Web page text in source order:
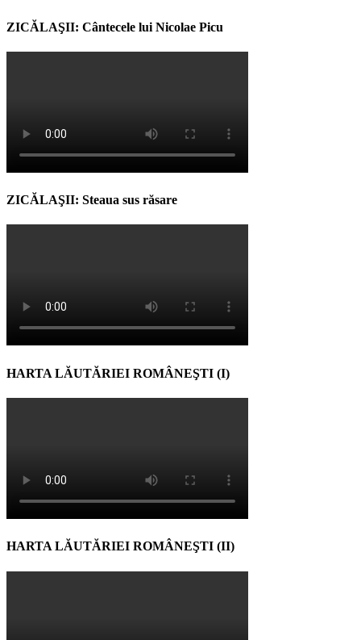
ZICĂLAŞII: Cântecele lui Nicolae Picu
ZICĂLAŞII: Steaua sus răsare
HARTA LĂUTĂRIEI ROMÂNEŞTI (I)
HARTA LĂUTĂRIEI ROMÂNEŞTI (II)